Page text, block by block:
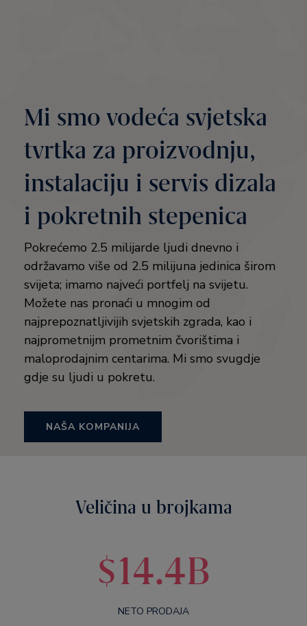
Mi smo vodeća svjetska
tvrtka za proizvodnju,
instalaciju i servis dizala
i pokretnih stepenica
Pokrećemo 2.5 milijarde ljudi dnevno i
održavamo više od 2.5 milijuna jedinica širom
svijeta; imamo najveći portfelj na svijetu.
Možete nas pronaći u mnogim od
najprepoznatljivijih svjetskih zgrada, kao i
najprometnijm prometnim čvorištima i
maloprodajnim centarima. Mi smo svugdje
gdje su ljudi u pokretu.
NAŠA KOMPANIJA
Veličina u brojkama
$14.4B
NETO PRODAJA